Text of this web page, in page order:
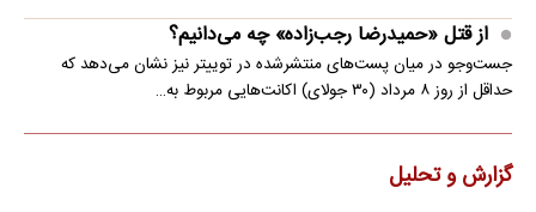
از قتل «حمیدرضا رجب‌زاده» چه می‌دانیم؟
جست‌وجو در میان پست‌های منتشرشده در توییتر نیز نشان می‌دهد که
حداقل از روز ۸ مرداد (۳۰ جولای) اکانت‌هایی مربوط به…
گزارش و تحلیل